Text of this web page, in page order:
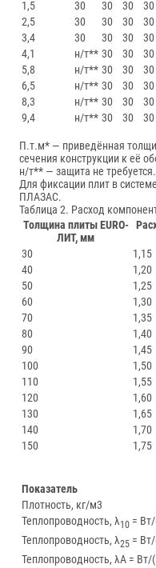
1,5 30 30 30 30
2,5
30 30 30 30
3,4
30 30 30 30
4,1
н/т** 30 30 30
5,8
н/т** 30 30 30
6,5
н/т** 30 30 30
8,3
н/т** 30 30 30
9,4
н/т** 30 30 30
П.т.м* — приведённая
сечения конструкции к её
н/т** — защита не требуется.
Для фиксации плит в
ПЛАЗАС.
Таблица 2. Расход
Толщина плиты EURO-
ЛИТ, мм
30
1,15
40
1,20
50
1,25
60
1,30
70
1,35
80
1,40
90
1,45
100
1,50
110
1,55
120
1,60
130
1,65
140
1,70
150
1,75
Показатель
Плотность, кг/м3
Теплопроводность, λ10 =
Теплопроводность, λ25 =
Теплопроводность, λА = Вт/